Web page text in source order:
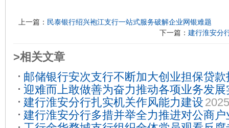
上一篇： 民泰银行绍兴袍江支行一站式服务破解企业网银难题
下一篇： 建行淮安分
>相关文章
邮储银行安次支行不断加大创业担保贷
09
迎难而上敢做善为奋力推动各项业务发
11-27
建行淮安分行扎实机关作风能力建设
建行淮安分行多措并举全力推进对公商户